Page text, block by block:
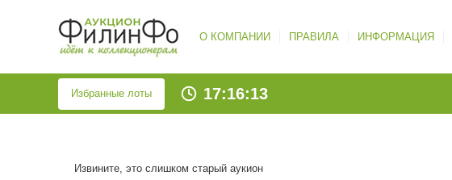
О КОМПАНИИ ПРАВИЛА ИНФОРМАЦИЯ
Избранные лоты 17:16:13
Извините, это слишком старый аукион